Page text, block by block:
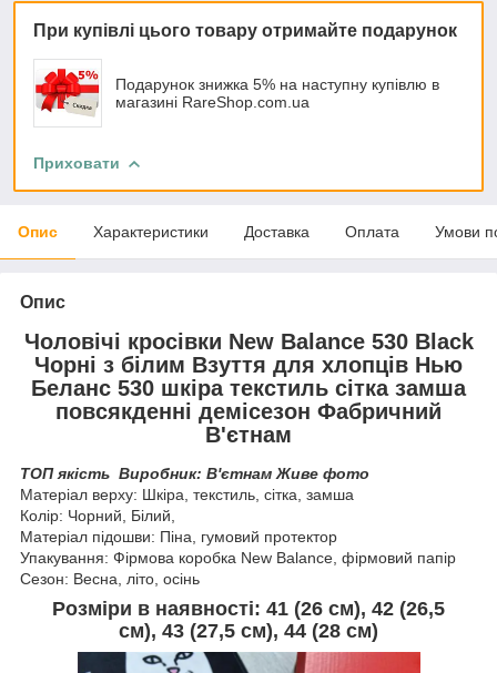
При купівлі цього товару отримайте подарунок
Подарунок знижка 5% на наступну купівлю в
магазині RareShop.com.ua
Приховати
Опис Характеристики Доставка Оплата Умови
Опис
Чоловічі кросівки New Balance 530 Black
Чорні з білим Взуття для хлопців Нью
Беланс 530 шкіра текстиль сітка замша
повсякденні демісезон Фабричний
В'єтнам
ТОП якість Виробник: В'єтнам Живе фото
Матеріал верху: Шкіра, текстиль, сітка, замша
Колір: Чорний, Білий,
Матеріал підошви: Піна, гумовий протектор
Упакування: Фірмова коробка New Balance, фірмовий папір
Сезон: Весна, літо, осінь
Розміри в наявності: 41 (26 см), 42 (26,5
см), 43 (27,5 см), 44 (28 см)